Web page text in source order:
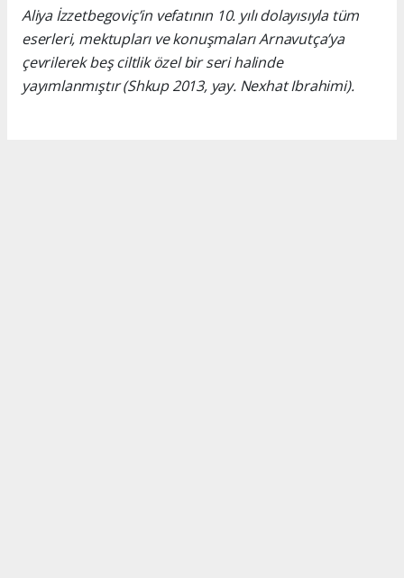
Aliya İzzetbegoviç’in vefatının 10. yılı dolayısıyla tüm
eserleri, mektupları ve konuşmaları Arnavutça’ya
çevrilerek beş ciltlik özel bir seri halinde
yayımlanmıştır (Shkup 2013, yay. Nexhat Ibrahimi).